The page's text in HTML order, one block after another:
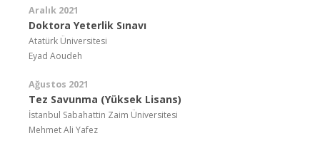
Aralık 2021
Doktora Yeterlik Sınavı
Atatürk Üniversitesi
Eyad Aoudeh
Ağustos 2021
Tez Savunma (Yüksek Lisans)
İstanbul Sabahattin Zaim Üniversitesi
Mehmet Ali Yafez